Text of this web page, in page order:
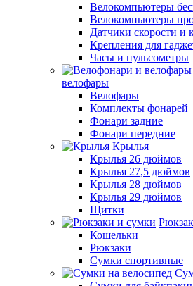
Велокомпьютеры
Велокомпьютеры
Датчики скорости и
Крепления для
Часы и пульсометры
велофары
Велофары
Комплекты фонарей
Фонари задние
Фонари передние
Крылья
Крылья 26 дюймов
Крылья 27,5 дюймов
Крылья 28 дюймов
Крылья 29 дюймов
Щитки
Кошельки
Рюкзаки
Сумки спортивные